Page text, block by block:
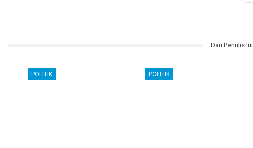
Dari Penulis Ini
POLITIK POLITIK